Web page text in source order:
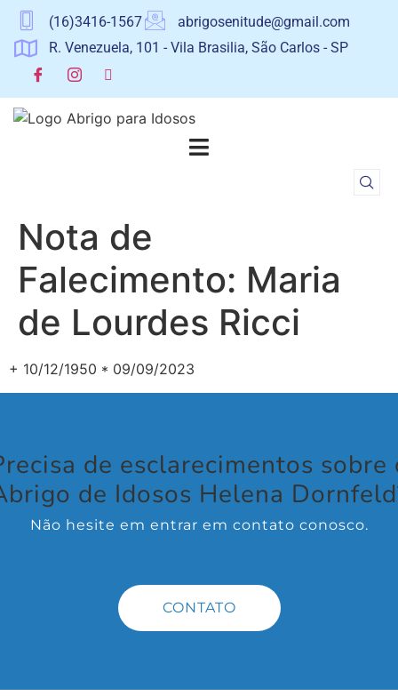
(16)3416-1567
abrigosenitude@gmail.com
R. Venezuela, 101 - Vila Brasilia, São Carlos - SP
Nota de
Falecimento: Maria
de Lourdes Ricci
+ 10/12/1950 * 09/09/2023
de esclarecimentos sobre
de Idosos Helena
Não hesite em entrar em contato conosco.
CONTATO